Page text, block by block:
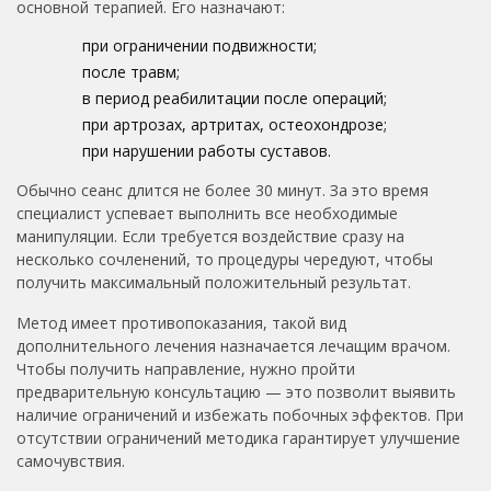
основной терапией. Его назначают:
при ограничении подвижности;
после травм;
в период реабилитации после операций;
при артрозах, артритах, остеохондрозе;
при нарушении работы суставов.
Обычно сеанс длится не более 30 минут. За это время
специалист успевает выполнить все необходимые
манипуляции. Если требуется воздействие сразу на
несколько сочленений, то процедуры чередуют, чтобы
получить максимальный положительный результат.
Метод имеет противопоказания, такой вид
дополнительного лечения назначается лечащим врачом.
Чтобы получить направление, нужно пройти
предварительную консультацию — это позволит выявить
наличие ограничений и избежать побочных эффектов. При
отсутствии ограничений методика гарантирует улучшение
самочувствия.